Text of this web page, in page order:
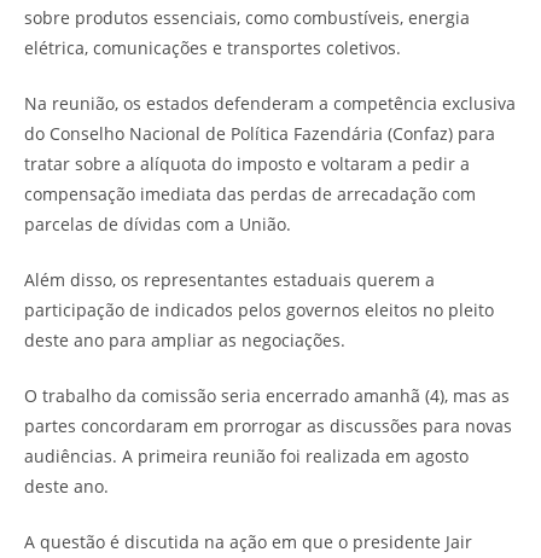
sobre produtos essenciais, como combustíveis, energia
elétrica, comunicações e transportes coletivos.
Na reunião, os estados defenderam a competência exclusiva
do Conselho Nacional de Política Fazendária (Confaz) para
tratar sobre a alíquota do imposto e voltaram a pedir a
compensação imediata das perdas de arrecadação com
parcelas de dívidas com a União.
Além disso, os representantes estaduais querem a
participação de indicados pelos governos eleitos no pleito
deste ano para ampliar as negociações.
O trabalho da comissão seria encerrado amanhã (4), mas as
partes concordaram em prorrogar as discussões para novas
audiências. A primeira reunião foi realizada em agosto
deste ano.
A questão é discutida na ação em que o presidente Jair